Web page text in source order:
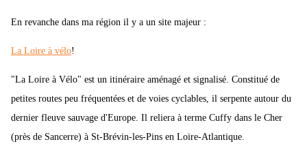
En revanche dans ma région il y a un site majeur :
La Loire à vélo!
"La Loire à Vélo" est un itinéraire aménagé et signalisé. Constitué de
petites routes peu fréquentées et de voies cyclables, il serpente autour du
dernier fleuve sauvage d'Europe. Il reliera à terme Cuffy dans le Cher
(près de Sancerre) à St-Brévin-les-Pins en Loire-Atlantique.